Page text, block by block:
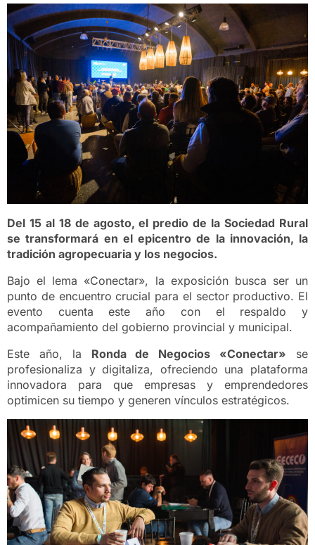
Del 15 al 18 de agosto, el predio de la Sociedad Rural
se transformará en el epicentro de la innovación, la
tradición agropecuaria y los negocios.
Bajo el lema «Conectar», la exposición busca ser un
punto de encuentro crucial para el sector productivo. El
evento cuenta este año con el respaldo y
acompañamiento del gobierno provincial y municipal.
Este año, la Ronda de Negocios «Conectar» se
profesionaliza y digitaliza, ofreciendo una plataforma
innovadora para que empresas y emprendedores
optimicen su tiempo y generen vínculos estratégicos.